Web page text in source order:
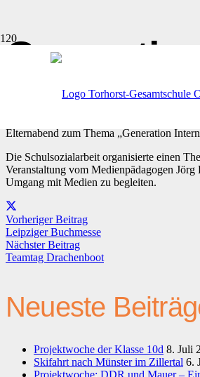
Veröffentlicht amvor 3 Jahren
Elternabend zum Thema „Generation
Die Schulsozialarbeit organisierte einen
Veranstaltung vom Medienpädagogen
Umgang mit Medien zu begleiten.
Vorheriger Beitrag
Leipziger Buchmesse
Nächster Beitrag
Teamtag Drachenboot
Neueste
Projektwoche der Klasse 10d 8. Juli
Skifahrt nach Münster im Zillertal 6.
Projektwoche: DDR und Mauer –